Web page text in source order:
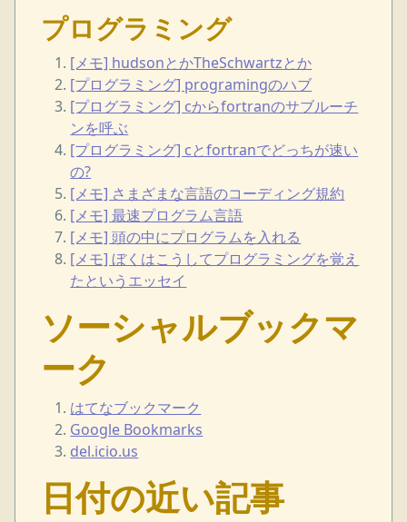
プログラミング
[メモ] hudsonとかTheSchwartzとか
[プログラミング] programingのハブ
[プログラミング] cからfortranのサブルーチ
ンを呼ぶ
[プログラミング] cとfortranでどっちが速い
の?
[メモ] さまざまな言語のコーディング規約
[メモ] 最速プログラム言語
[メモ] 頭の中にプログラムを入れる
[メモ] ぼくはこうしてプログラミングを覚え
たというエッセイ
ソーシャルブックマ
ーク
はてなブックマーク
Google Bookmarks
del.icio.us
日付の近い記事